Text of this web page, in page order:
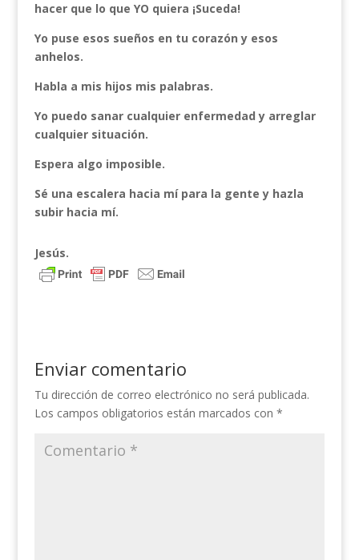
hacer que lo que YO quiera ¡Suceda!
Yo puse esos sueños en tu corazón y esos
anhelos.
Habla a mis hijos mis palabras.
Yo puedo sanar cualquier enfermedad y arreglar
cualquier situación.
Espera algo imposible.
Sé una escalera hacia mí para la gente y hazla
subir hacia mí.
Jesús.
Enviar comentario
Tu dirección de correo electrónico no será publicada.
Los campos obligatorios están marcados con *